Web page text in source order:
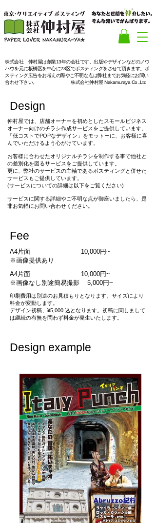
​株式会社 仲村屋は創業13年の会社です。出版やデザインなどのノウ
ハウを元に板橋区を中心に23区でポスティングをさせて頂きます。ポ
スティング広告をお考えの際やご不明な点は弊社までお気軽にお問い
合わせ下さい。
株式会社仲村屋 Nakamuraya Co.,Ltd
Design
仲村屋では、店舗オーナーを初めとしたスモールビジネス
オーナー向けのチラシ作成サービスをご提供しています。
「低コストでPOPなデザイン」をモットーに、お客様に喜
んでいただけるよう心がけています。
お客様に合わせたオリジナルチラシを制作する事で他社と
の差別化を図るサービスをご提供しています。
更に、弊社のサービスの主軸であるポスティングと併せた
サービスもご提供しています。
(サービスについての詳細は以下をご覧ください)
サービスに関する詳細やご不明な点が御座いましたら、是
非お気軽にお問い合わせください。
​Fee
A4片面 10,000円~
​※画像提供あり
A4片面 10,000円~
​※画像なし別途簡易撮影 5,000円~
印刷費用は別途のお見積もりとなります。 ​サイズにより
料金が変動します。
デザイン初稿、¥5,000 込となります。 初稿に関しまして
は継続の有無を問わず​料金が発生いたします。
Design example